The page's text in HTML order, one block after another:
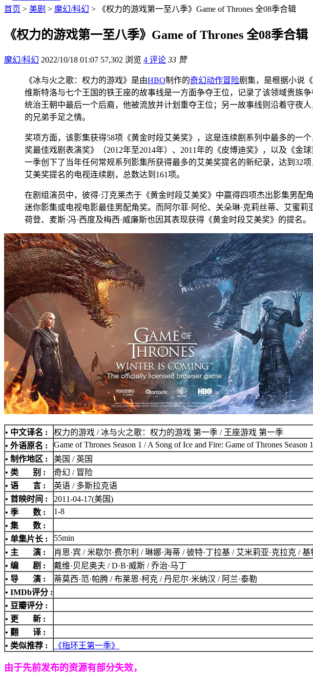
首页 > 美剧 > 魔幻/科幻 > 《权力的游戏第一至八季》Game of Thrones 全08季合辑
《权力的游戏第一至八季》Game of Thrones 全08季合辑
魔幻/科幻 2022/10/18 01:07 57,302 浏览 4 评论 33 赞
《冰与火之歌：权力的游戏》是由HBO制作的奇幻动作冒险剧集，是根据小说
维斯特洛与七个王国的铁王座的故事线是一方面争夺王位，记录了该领域贵族
统治王朝中最后一个后裔，他被流放并计划重夺王位；另一故事线则沿着守夜
的兄弟手足之情。
奖项方面，该影集获得58项《黄金时段艾美奖》，这是连续剧系列中最多的一
奖最佳戏剧表演奖》（2012年至2014年）、2011年的《皮博迪奖》，以及《
一季创下了当年任何常规系列影集所获得最多的艾美奖提名的新纪录，达到32
艾美奖提名的电视连续剧，总数达到161项。
在剧组演员中，彼得·汀克莱杰于《黄金时段艾美奖》中赢得四项杰出影集男配
迷你影集或电视电影最佳男配角奖。而阿尔菲·阿伦、关朵琳·克莉丝蒂、艾蜜莉
荷登、麦斯·冯·西度及梅西·威廉斯也因其表现获得《黄金时段艾美奖》的提名。
• 中文译名 :
权力的游戏 / 冰与火之歌：权力的游戏 第一季 / 王座游戏 第一季
• 外语原名 :
Game of Thrones Season 1 / A Song of Ice and Fire: Game of Thrones Season 1
• 制作地区 :
美国 / 英国
• 类 别 :
奇幻 / 冒险
• 语 言 :
英语 / 多斯拉克语
• 首映时间 :
2011-04-17(美国)
• 季 数 :
1-8
• 集 数 :
• 单集片长 :
55min
• 主 演 :
肖恩·宾 / 米歇尔·费尔利 / 琳娜·海蒂 / 彼特·丁拉基 / 艾米莉亚·克拉克 /
• 编 剧 :
戴维·贝尼奥夫 / D·B·威斯 / 乔治·马丁
• 导 演 :
蒂莫西·范·帕腾 / 布莱恩·柯克 / 丹尼尔·米纳汉 / 阿兰·泰勒
• IMDb评分 :
• 豆瓣评分 :
• 更 新 :
• 翻 译 :
• 类似推荐 :
《指环王第一季》
由于先前发布的资源有部分失效，